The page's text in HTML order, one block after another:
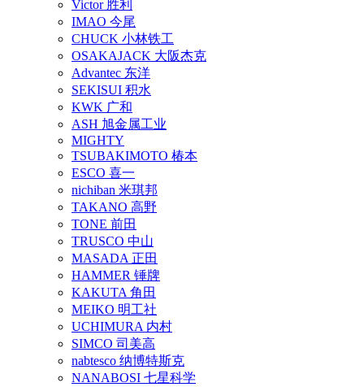
Victor 胜利
IMAO 今尾
CHUCK 小林铁工
OSAKAJACK 大阪杰克
Advantec 东洋
SEKISUI 积水
KWK 广和
ASH 旭金属工业
MIGHTY
TSUBAKIMOTO 椿本
ESCO 喜一
nichiban 米琪邦
TAKANO 高野
TONE 前田
TRUSCO 中山
MASADA 正田
HAMMER 锤牌
KAKUTA 角田
MEIKO 明工社
UCHIMURA 内村
SIMCO 司美高
nabtesco 纳博特斯克
NANABOSI 七星科学